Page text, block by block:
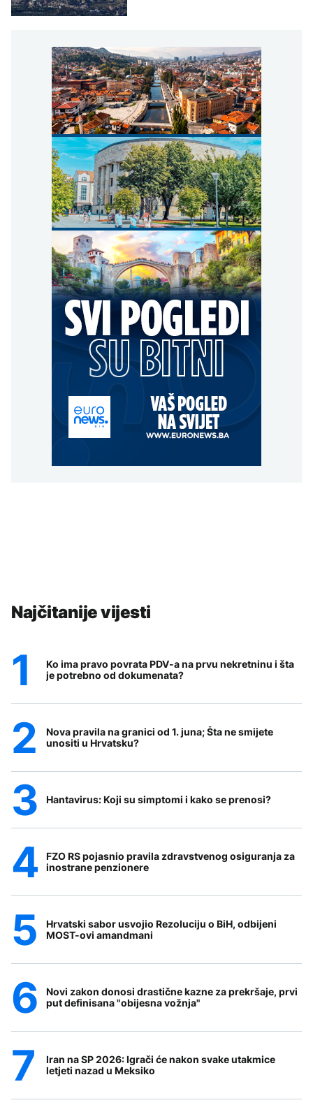
Najčitanije vijesti
Ko ima pravo povrata PDV-a na prvu nekretninu i šta
je potrebno od dokumenata?
Nova pravila na granici od 1. juna; Šta ne smijete
unositi u Hrvatsku?
Hantavirus: Koji su simptomi i kako se prenosi?
FZO RS pojasnio pravila zdravstvenog osiguranja za
inostrane penzionere
Hrvatski sabor usvojio Rezoluciju o BiH, odbijeni
MOST-ovi amandmani
Novi zakon donosi drastične kazne za prekršaje, prvi
put definisana "obijesna vožnja"
Iran na SP 2026: Igrači će nakon svake utakmice
letjeti nazad u Meksiko